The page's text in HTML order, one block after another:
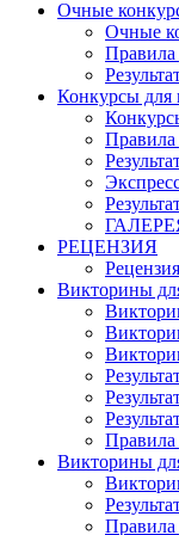
Очные
Очные
Правила
Конкурсы для
Правила
РЕЦЕНЗИЯ
Викторины
Правила
Викторины
Правила